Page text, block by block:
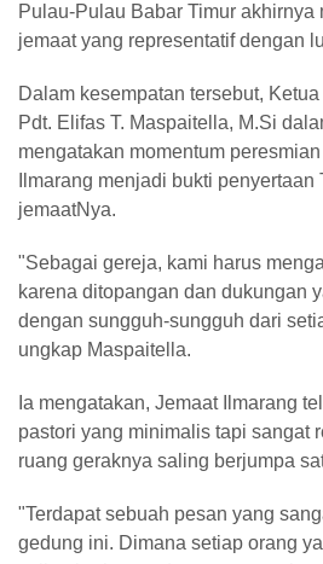
Pulau-Pulau Babar Timur akhirnya
jemaat yang representatif dengan
Dalam kesempatan tersebut,
Pdt. Elifas T. Maspaitella, M.Si
mengatakan momentum
Ilmarang menjadi bukti
jemaatNya.
"Sebagai gereja, kami harus
karena ditopangan dan dukungan
dengan sungguh-sungguh dari
ungkap Maspaitella.
Ia mengatakan, Jemaat Ilmarang
pastori yang minimalis tapi sangat
ruang geraknya saling berjumpa
"Terdapat sebuah pesan yang
gedung ini. Dimana setiap orang